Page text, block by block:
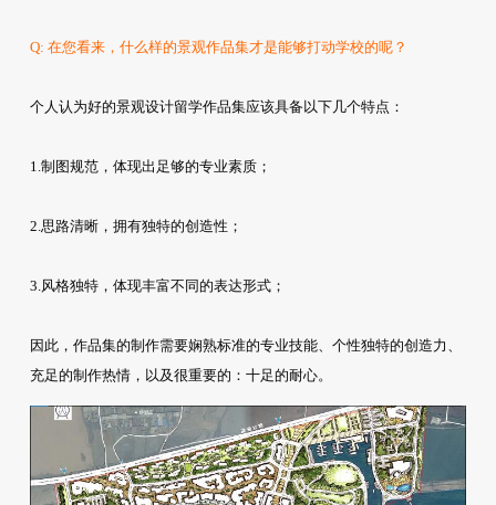
Q: 在您看来，什么样的景观作品集才是能够打动学校的呢？
个人认为好的景观设计留学作品集应该具备以下几个特点：
1.制图规范，体现出足够的专业素质；
2.思路清晰，拥有独特的创造性；
3.风格独特，体现丰富不同的表达形式；
因此，作品集的制作需要娴熟标准的专业技能、个性独特的创造力、
充足的制作热情，以及很重要的：十足的耐心。